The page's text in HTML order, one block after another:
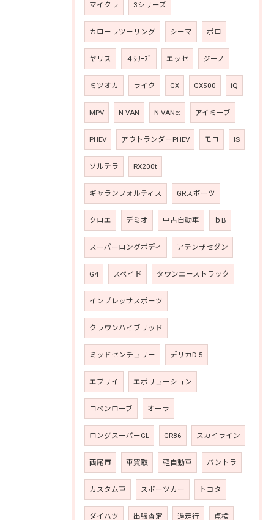
マイクラ 3シリーズ
カローラツーリング シーマ ポロ
ヤリス ４ｼﾘｰｽﾞ エッセ ジーノ
ミツオカ ライク GX GX500 iQ
MPV N-VAN N-VANe: アイミーブ
PHEV アウトランダーPHEV モコ IS
ソルテラ RX200t
ギャランフォルティス GRスポーツ
クロエ デミオ 中古自動車 ｂB
スーパーロングボディ アテンザセダン
G4 スペイド タウンエーストラック
インプレッサスポーツ
クラウンハイブリッド
ミッドセンチュリー デリカD:5
エブリイ エボリューション
コペンローブ オーラ
ロングスーパーGL GR86 スカイライン
西尾市 車買取 軽自動車 バントラ
カスタム車 スポーツカー トヨタ
ダイハツ 出張査定 過走行 点検